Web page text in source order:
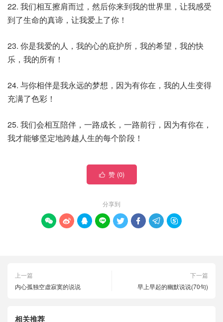
22. 我们相互擦肩而过，然后你来到我的世界里，让我感受
到了生命的真谛，让我爱上了你！
23. 你是我爱的人，我的心的庇护所，我的希望，我的快
乐，我的所有！
24. 与你相伴是我永远的梦想，因为有你在，我的人生变得
充满了色彩！
25. 我们会相互陪伴，一路成长，一路前行，因为有你在，
我才能够坚定地跨越人生的每个阶段！
 赞 (0)
分享到
       
上一篇
内心孤独空虚寂寞的说说
下一篇
早上早起的幽默说说(70句)
相关推荐